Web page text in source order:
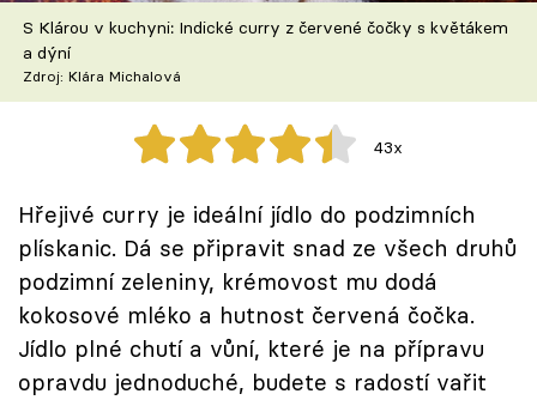
Speciál: Cuketa
Těhotnej kuchař
Sledujte prima+
Přihlášení
Sledujte nás
S Klárou v kuchyni: Indické curry z červené čočky s květákem
a dýní
Zdroj: Klára Michalová
43x
Hřejivé curry je ideální jídlo do podzimních
plískanic. Dá se připravit snad ze všech druhů
podzimní zeleniny, krémovost mu dodá
kokosové mléko a hutnost červená čočka.
Jídlo plné chutí a vůní, které je na přípravu
opravdu jednoduché, budete s radostí vařit